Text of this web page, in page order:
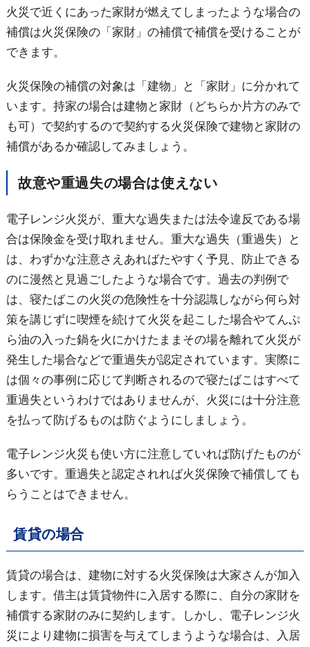
火災で近くにあった家財が燃えてしまったような場合の
補償は火災保険の「家財」の補償で補償を受けることが
できます。
火災保険の補償の対象は「建物」と「家財」に分かれて
います。持家の場合は建物と家財（どちらか片方のみで
も可）で契約するので契約する火災保険で建物と家財の
補償があるか確認してみましょう。
故意や重過失の場合は使えない
電子レンジ火災が、重大な過失または法令違反である場
合は保険金を受け取れません。重大な過失（重過失）と
は、わずかな注意さえあればたやすく予見、防止できる
のに漫然と見過ごしたような場合です。過去の判例で
は、寝たばこの火災の危険性を十分認識しながら何ら対
策を講じずに喫煙を続けて火災を起こした場合やてんぷ
ら油の入った鍋を火にかけたままその場を離れて火災が
発生した場合などで重過失が認定されています。実際に
は個々の事例に応じて判断されるので寝たばこはすべて
重過失というわけではありませんが、火災には十分注意
を払って防げるものは防ぐようにしましょう。
電子レンジ火災も使い方に注意していれば防げたものが
多いです。重過失と認定されれば火災保険で補償しても
らうことはできません。
賃貸の場合
賃貸の場合は、建物に対する火災保険は大家さんが加入
します。借主は賃貸物件に入居する際に、自分の家財を
補償する家財のみに契約します。しかし、電子レンジ火
災により建物に損害を与えてしまうような場合は、入居